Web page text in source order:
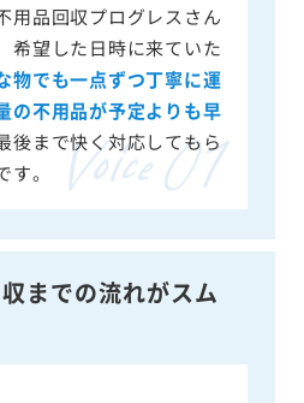
用品回収プログレスさん
希望した日時に来ていた
物でも一点ずつ丁寧に運
の不用品が予定よりも早
後まで快く対応してもら
。
までの流れがスム